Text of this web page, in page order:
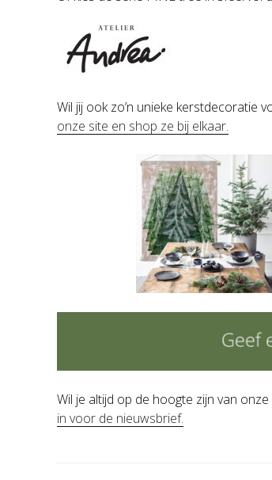
Wil jij ook zo’n unieke kerstdecoratie
onze site en shop ze bij elkaar.
Wil je altijd op de hoogte zijn van
invoor de nieuwsbrief.